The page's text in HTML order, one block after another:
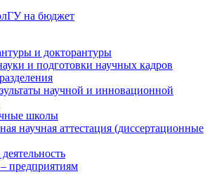
на бюджет
и докторантуры
и подготовки научных кадров
научной и инновационной
школы
научная аттестация (диссертационные
предприятиям